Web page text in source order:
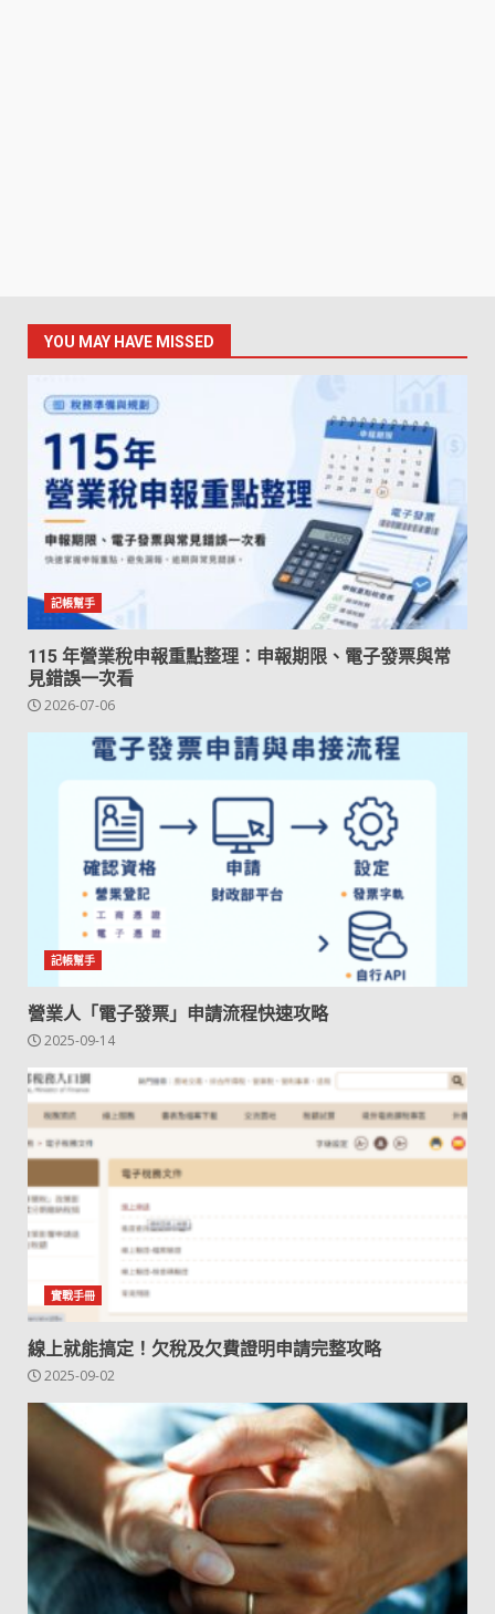
YOU MAY HAVE MISSED
記帳幫手
115 年營業稅申報重點整理：申報期限、電子發票與常
見錯誤一次看
2026-07-06
記帳幫手
營業人「電子發票」申請流程快速攻略
2025-09-14
實戰手冊
線上就能搞定！欠稅及欠費證明申請完整攻略
2025-09-02